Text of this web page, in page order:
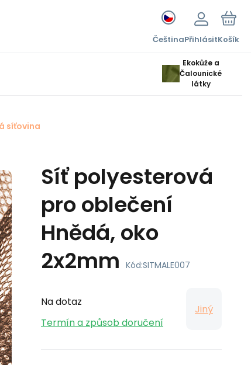
ČeštinaPřihlásitKošík
Ekokůže a
Čalounické
látky
síťovina
Síť polyesterová
pro oblečení
Hnědá, oko
2x2mm Kód:SITMALE007
Na dotaz
Termín a způsob doručení
Jiný